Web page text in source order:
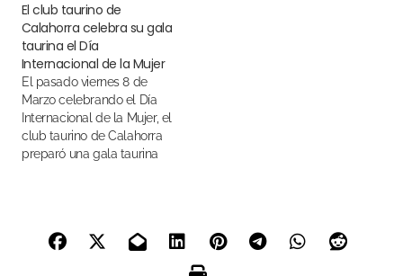
El club taurino de
Calahorra celebra su gala
taurina el Día
Internacional de la Mujer
El pasado viernes 8 de
Marzo celebrando el Día
Internacional de la Mujer, el
club taurino de Calahorra
preparó una gala taurina